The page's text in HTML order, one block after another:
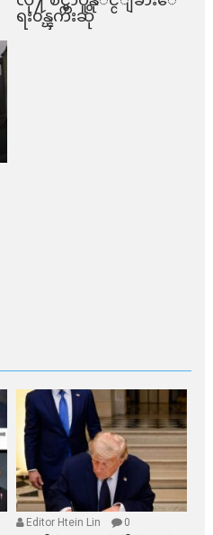
ရး၀န္ၾကီးဆို
Editor Htein Lin 0